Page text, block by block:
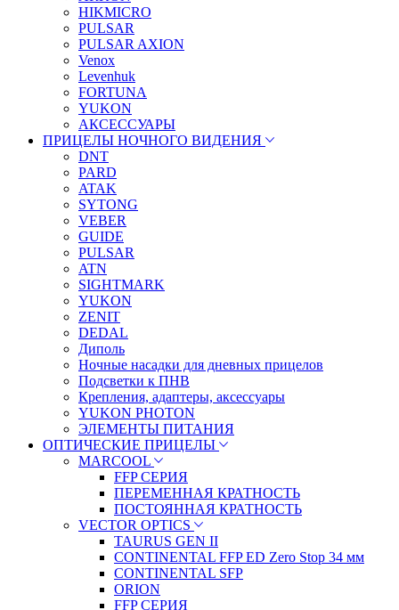
HIKMICRO
PULSAR
PULSAR AXION
Venox
Levenhuk
FORTUNA
YUKON
АКСЕССУАРЫ
ПРИЦЕЛЫ НОЧНОГО ВИДЕНИЯ
DNT
PARD
ATAK
SYTONG
VEBER
GUIDE
PULSAR
ATN
SIGHTMARK
YUKON
ZENIT
DEDAL
Диполь
Ночные насадки для дневных прицелов
Подсветки к ПНВ
Крепления, адаптеры, аксессуары
YUKON PHOTON
ЭЛЕМЕНТЫ ПИТАНИЯ
ОПТИЧЕСКИЕ ПРИЦЕЛЫ
MARCOOL
FFP СЕРИЯ
ПЕРЕМЕННАЯ КРАТНОСТЬ
ПОСТОЯННАЯ КРАТНОСТЬ
VECTOR OPTICS
TAURUS GEN II
CONTINENTAL FFP ED Zero Stop 34 мм
CONTINENTAL SFP
ORION
FFP СЕРИЯ